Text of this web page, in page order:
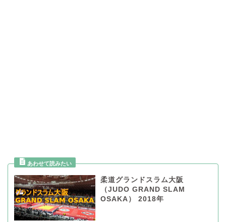
柔道グランドスラム大阪
（JUDO GRAND SLAM
OSAKA） 2018年